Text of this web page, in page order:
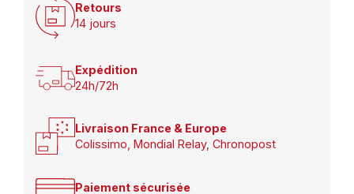
Retours
14 jours
Expédition
24h/72h
Livraison France & Europe
Colissimo, Mondial Relay, Chronopost
Paiement sécurisée